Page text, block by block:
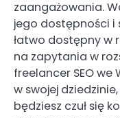
zaangażowania.
jego dostępności i
łatwo dostępny w
na zapytania w
freelancer SEO we
w swojej
będziesz czuł się